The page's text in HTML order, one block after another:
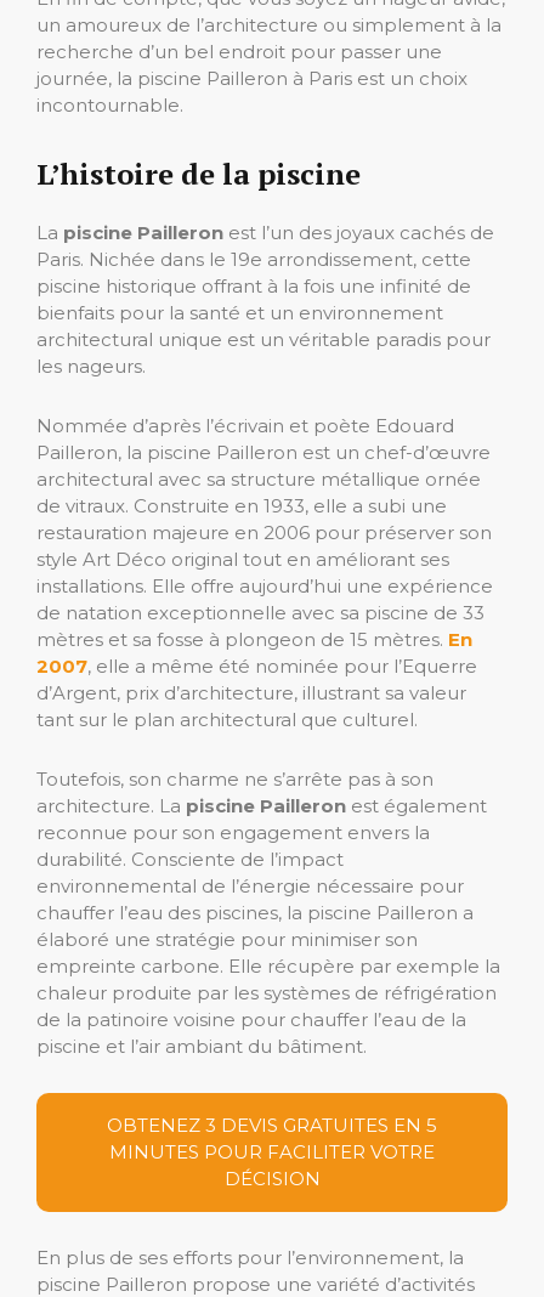
un amoureux de l’architecture ou simplement à la
recherche d’un bel endroit pour passer une
journée, la piscine Pailleron à Paris est un choix
incontournable.
L’histoire de la piscine
La piscine Pailleron est l’un des joyaux cachés de
Paris. Nichée dans le 19e arrondissement, cette
piscine historique offrant à la fois une infinité de
bienfaits pour la santé et un environnement
architectural unique est un véritable paradis pour
les nageurs.
Nommée d’après l’écrivain et poète Edouard
Pailleron, la piscine Pailleron est un chef-d’œuvre
architectural avec sa structure métallique ornée
de vitraux. Construite en 1933, elle a subi une
restauration majeure en 2006 pour préserver son
style Art Déco original tout en améliorant ses
installations. Elle offre aujourd’hui une expérience
de natation exceptionnelle avec sa piscine de 33
mètres et sa fosse à plongeon de 15 mètres. En
2007, elle a même été nominée pour l’Equerre
d’Argent, prix d’architecture, illustrant sa valeur
tant sur le plan architectural que culturel.
Toutefois, son charme ne s’arrête pas à son
architecture. La piscine Pailleron est également
reconnue pour son engagement envers la
durabilité. Consciente de l’impact
environnemental de l’énergie nécessaire pour
chauffer l’eau des piscines, la piscine Pailleron a
élaboré une stratégie pour minimiser son
empreinte carbone. Elle récupère par exemple la
chaleur produite par les systèmes de réfrigération
de la patinoire voisine pour chauffer l’eau de la
piscine et l’air ambiant du bâtiment.
OBTENEZ 3 DEVIS GRATUITES EN 5
MINUTES POUR FACILITER VOTRE
DÉCISION
En plus de ses efforts pour l’environnement, la
piscine Pailleron propose une variété d’activités